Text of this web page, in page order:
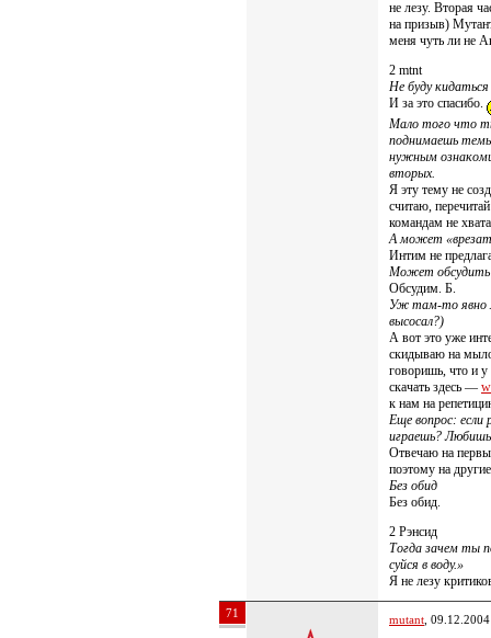
не лезу. Вторая
на призыв)
меня чуть ли не
2 mtnt
Не буду
И за это спасибо.
Мало того что
поднимаешь темы
нужным
вторых.
Я эту тему не
считаю,
командам не
А может
Интим не
Может обсудить
Обсудим. Б.
Уж там-то явно
высосал?)
А вот это уже
скидываю на
говоришь, что и
скачать здесь —
к нам на
Еще вопрос:
играешь?
Отвечаю на
поэтому на
Без обид
Без обид.
2 Рэнсид
Тогда зачем ты
суйся в воду.»
Я не лезу
71 mutant ,